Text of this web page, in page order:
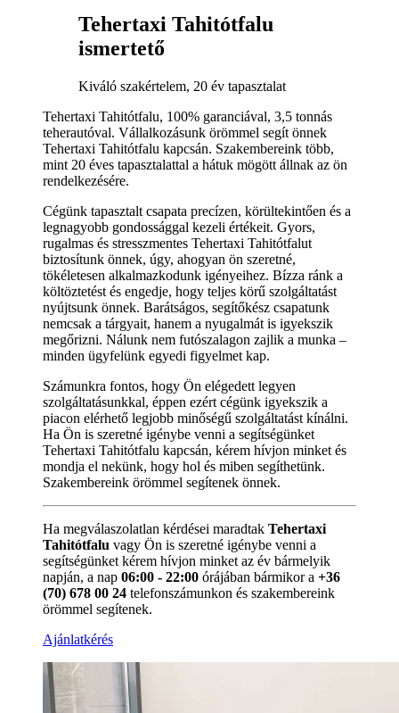
Tehertaxi Tahitótfalu
ismertető
Kiváló szakértelem, 20 év tapasztalat
Tehertaxi Tahitótfalu, 100% garanciával, 3,5 tonnás
teherautóval. Vállalkozásunk örömmel segít önnek
Tehertaxi Tahitótfalu kapcsán. Szakembereink több,
mint 20 éves tapasztalattal a hátuk mögött állnak az ön
rendelkezésére.
Cégünk tapasztalt csapata precízen, körültekintően és a
legnagyobb gondossággal kezeli értékeit. Gyors,
rugalmas és stresszmentes Tehertaxi Tahitótfalut
biztosítunk önnek, úgy, ahogyan ön szeretné,
tökéletesen alkalmazkodunk igényeihez. Bízza ránk a
költöztetést és engedje, hogy teljes körű szolgáltatást
nyújtsunk önnek. Barátságos, segítőkész csapatunk
nemcsak a tárgyait, hanem a nyugalmát is igyekszik
megőrizni. Nálunk nem futószalagon zajlik a munka –
minden ügyfelünk egyedi figyelmet kap.
Számunkra fontos, hogy Ön elégedett legyen
szolgáltatásunkkal, éppen ezért cégünk igyekszik a
piacon elérhető legjobb minőségű szolgáltatást kínálni.
Ha Ön is szeretné igénybe venni a segítségünket
Tehertaxi Tahitótfalu kapcsán, kérem hívjon minket és
mondja el nekünk, hogy hol és miben segíthetünk.
Szakembereink örömmel segítenek önnek.
Ha megválaszolatlan kérdései maradtak Tehertaxi
Tahitótfalu vagy Ön is szeretné igénybe venni a
segítségünket kérem hívjon minket az év bármelyik
napján, a nap 06:00 - 22:00 órájában bármikor a +36
(70) 678 00 24 telefonszámunkon és szakembereink
örömmel segítenek.
Ajánlatkérés